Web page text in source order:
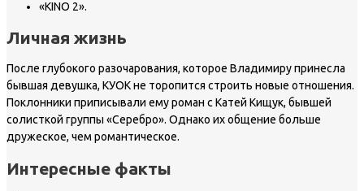
«KINO 2».
Личная жизнь
После глубокого разочарования, которое Владимиру принесла
бывшая девушка, КУОК не торопится строить новые отношения.
Поклонники приписывали ему роман с Катей Кищук, бывшей
солисткой группы «Серебро». Однако их общение больше
дружеское, чем романтическое.
Интересные факты